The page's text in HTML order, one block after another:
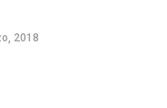
2018